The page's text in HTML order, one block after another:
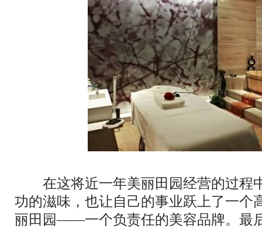
在这将近一年美丽田园经营的过程
功的滋味，也让自己的事业跃上了一个
丽田园——一个负责任的美容品牌。最